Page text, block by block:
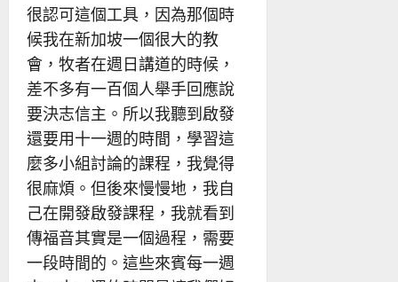
很認可這個工具，因為那個時
候我在新加坡一個很大的教
會，牧者在週日講道的時候，
差不多有一百個人舉手回應說
要決志信主。所以我聽到啟發
還要用十一週的時間，學習這
麼多小組討論的課程，我覺得
很麻煩。但後來慢慢地，我自
己在開發啟發課程，我就看到
傳福音其實是一個過程，需要
一段時間的。這些來賓每一週